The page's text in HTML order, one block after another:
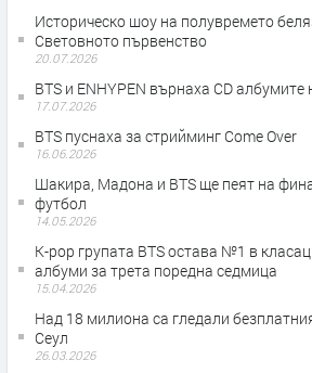
Историческо шоу на полувремето
Световното първенство
20.07.2026
BTS и ENHYPEN върнаха CD албумите
17.07.2026
BTS пуснаха за стрийминг Come Over
16.06.2026
Шакира, Мадона и BTS ще пеят на
футбол
14.05.2026
K-pop групата BTS остава №1 в
албуми за трета поредна седмица
15.04.2026
Над 18 милиона са гледали
Сеул
26.03.2026